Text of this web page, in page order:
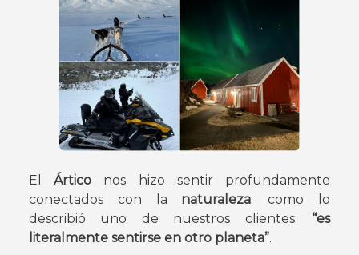
ElÁrtico nos hizo sentir profundamente
conectados con la naturaleza; como lo
describió uno de nuestros clientes: “es
literalmente sentirse en otro planeta”.